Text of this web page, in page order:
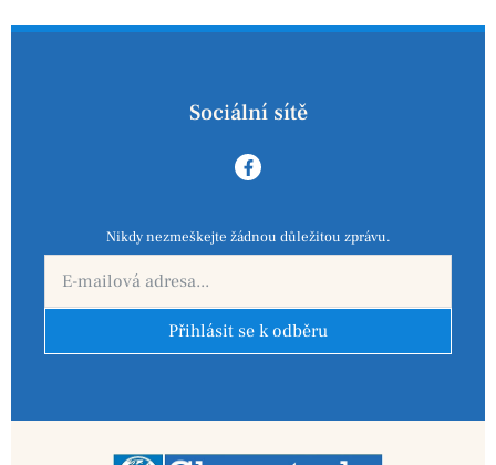
Sociální sítě
Nikdy nezmeškejte žádnou důležitou zprávu.
Přihlásit se k odběru